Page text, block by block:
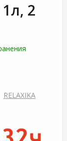
2
RELAXIKA